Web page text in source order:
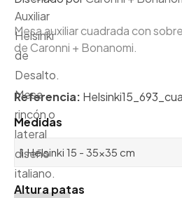
Mesa auxiliar cuadrada con
de Caronni + Bonanomi.
Referencia:
Medidas
Altura patas